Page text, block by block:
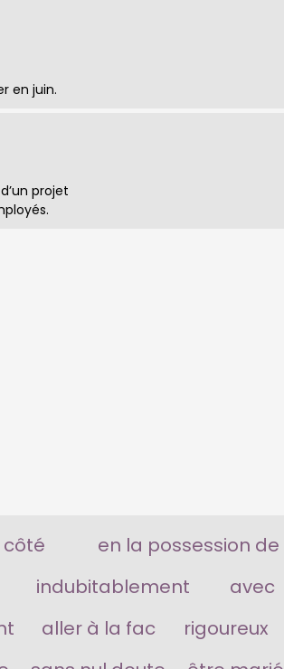
en juin.
projet
en la possession de
indubitablement avec
aller à la fac rigoureux